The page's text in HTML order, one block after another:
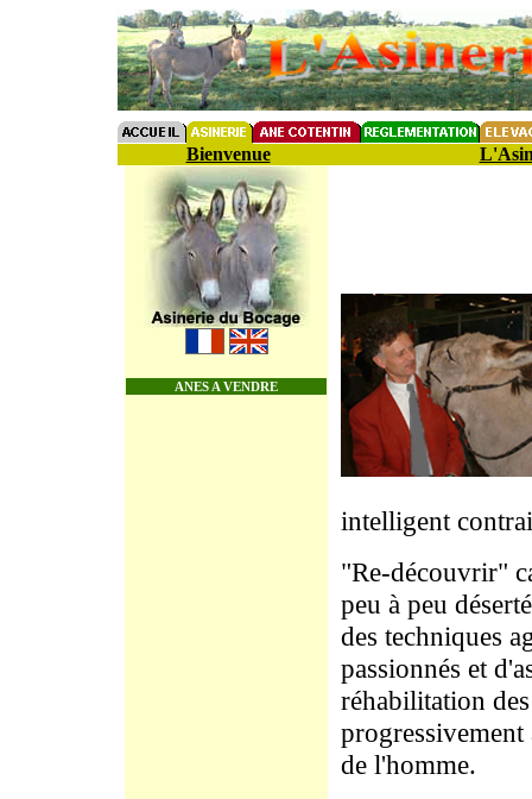
Bienvenue
ANES A VENDRE
intelligent
"Re-découvrir"
peu à peu
des techniques
passionnés et
réhabilitation
de l'homme.